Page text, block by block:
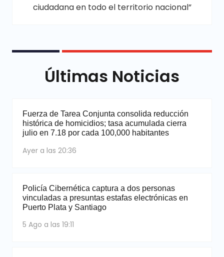
ciudadana en todo el territorio nacional”
Últimas Noticias
Fuerza de Tarea Conjunta consolida reducción
histórica de homicidios; tasa acumulada cierra
julio en 7.18 por cada 100,000 habitantes
Ayer a las 20:36
Policía Cibernética captura a dos personas
vinculadas a presuntas estafas electrónicas en
Puerto Plata y Santiago
5 Ago a las 19:11